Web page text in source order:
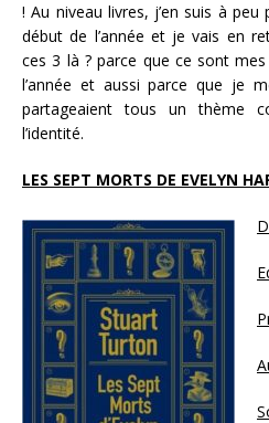
! Au niveau livres, j’en suis à
début de l’année et je vais en
ces 3 là ? parce que ce sont
l’année et aussi parce que je
partageaient tous un thème
l’identité.
LES SEPT MORTS DE EVELYN